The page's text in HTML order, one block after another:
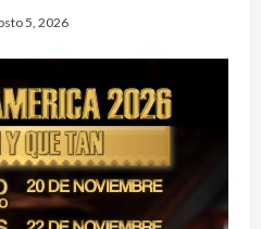
5, 2026